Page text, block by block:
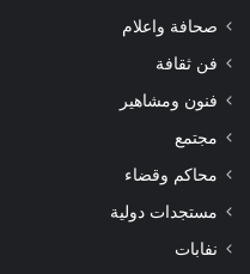
صحافة واعلام
فن ثقافة
فنون ومشاهير
مجتمع
محاكم وقضاء
مستجدات دولية
نفابات